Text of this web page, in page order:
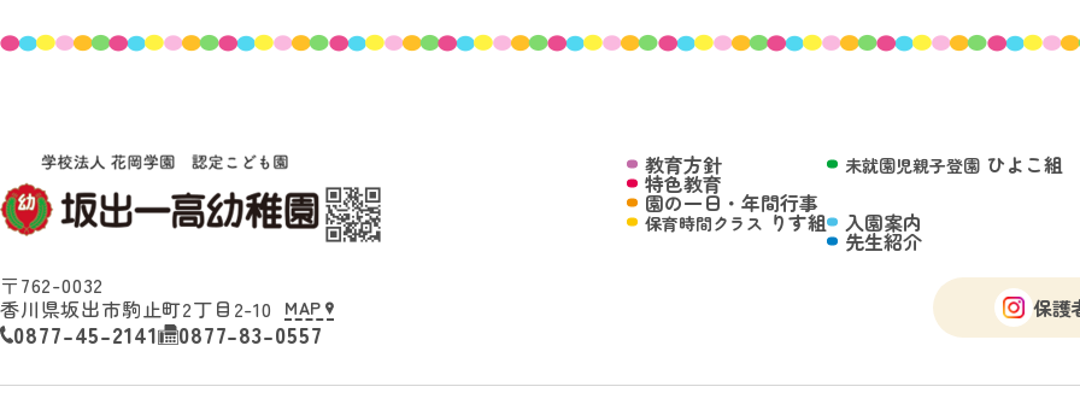
〒762-0032
香川県坂出市駒止町2丁目2-10
MAP
0877-45-2141 0877-83-0557
教育方針
特色教育
園の一日・年間行事
保育時間クラス りす組
未就園児親子登園 ひよこ組
入園案内
先生紹介
保護